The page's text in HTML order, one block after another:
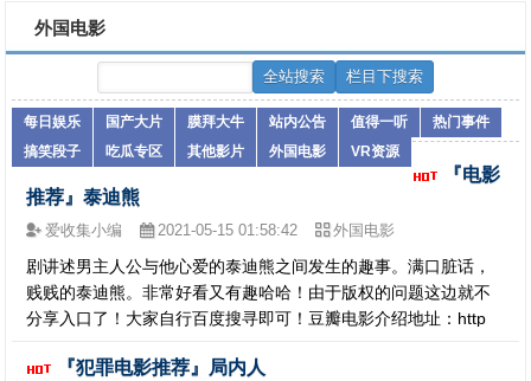
外国电影
每日娱乐 国产大片 膜拜大牛 站内公告 值得一听
热门事件
搞笑段子
吃瓜专区 其他影片 外国电影 VR资源
『电影
推荐』泰迪熊
爱收集小编 2021-05-15 01:58:42 外国电影
剧讲述男主人公与他心爱的泰迪熊之间发生的趣事。满口脏话，
贱贱的泰迪熊。非常好看又有趣哈哈！由于版权的问题这边就不
分享入口了！大家自行百度搜寻即可！豆瓣电影介绍地址：http
8.9分 『犯罪电影推荐』局内人